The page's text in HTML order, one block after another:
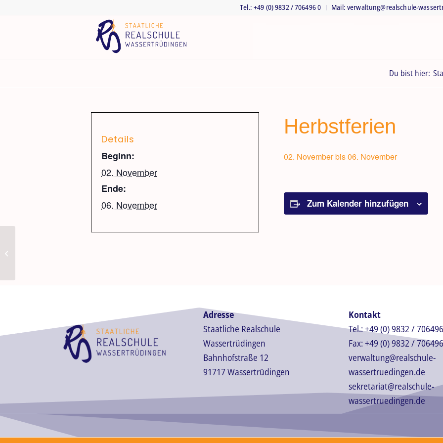
Tel.: +49 (0) 9832 / 706496 0 Mail: verwaltung@realschule-
Du bist hier:
Herbstferien
02. Novemberbis06. November
Zum Kalender hinzufügen
Details
Beginn:
02. November
Ende:
06. November
Adresse
Staatliche Realschule
Wassertrüdingen
Bahnhofstraße 12
91717 Wassertrüdingen
Kontakt
Tel.:+49 (0) 9832 /
Fax:+49 (0) 9832 /
verwaltung@realschule-
wassertruedingen.de
sekretariat@realschule-
wassertruedingen.de